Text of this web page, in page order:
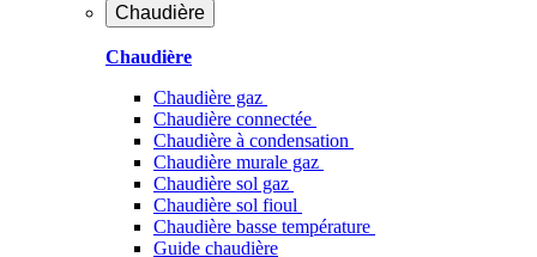
Chaudière
Chaudière
Chaudière gaz
Chaudière connectée
Chaudière à condensation
Chaudière murale gaz
Chaudière sol gaz
Chaudière sol fioul
Chaudière basse température
Guide chaudière